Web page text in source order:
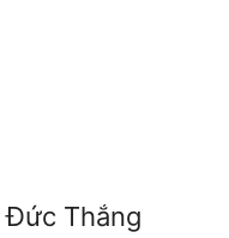
Đức Thắng